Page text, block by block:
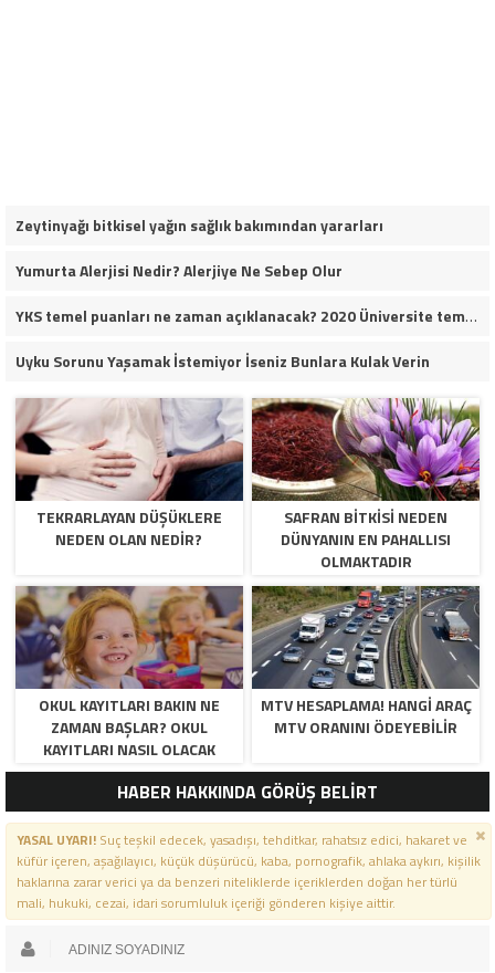
Zeytinyağı bitkisel yağın sağlık bakımından yararları
Yumurta Alerjisi Nedir? Alerjiye Ne Sebep Olur
YKS temel puanları ne zaman açıklanacak? 2020 Üniversite temel puanları
Uyku Sorunu Yaşamak İstemiyor İseniz Bunlara Kulak Verin
TEKRARLAYAN DÜŞÜKLERE
NEDEN OLAN NEDIR?
SAFRAN BITKISI NEDEN
DÜNYANIN EN PAHALLISI
OLMAKTADIR
OKUL KAYITLARI BAKIN NE
ZAMAN BAŞLAR? OKUL
KAYITLARI NASIL OLACAK
MTV HESAPLAMA! HANGI ARAÇ
MTV ORANINI ÖDEYEBILIR
HABER HAKKINDA GÖRÜŞ BELİRT
YASAL UYARI!Suç teşkil edecek, yasadışı, tehditkar, rahatsız edici, hakaret ve
küfür içeren, aşağılayıcı, küçük düşürücü, kaba, pornografik, ahlaka aykırı, kişilik
haklarına zarar verici ya da benzeri niteliklerde içeriklerden doğan her türlü
mali, hukuki, cezai, idari sorumluluk içeriği gönderen kişiye aittir.